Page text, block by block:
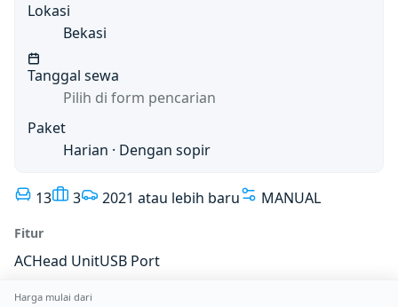
Lokasi
Bekasi
Tanggal sewa
Pilih di form pencarian
Paket
Harian · Dengan sopir
13 3 2021 atau lebih baru MANUAL
Fitur
ACHead UnitUSB Port
Harga mulai dari